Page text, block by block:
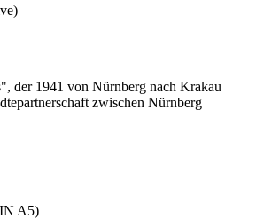
der 1941 von Nürnberg nach Krakau
zwischen Nürnberg
A5)